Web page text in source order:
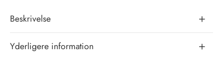
Beskrivelse
Yderligere information